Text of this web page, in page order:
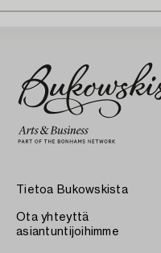
Tietoa Bukowskista
Ota yhteyttä
asiantuntijoihimme